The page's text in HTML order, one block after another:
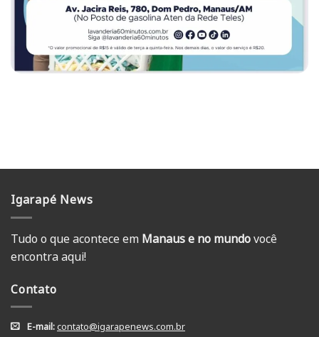
Igarapé News
Tudo o que acontece em Manaus e no mundovocê
encontra aqui!
Contato
E-mail:contato@igarapenews.com.br